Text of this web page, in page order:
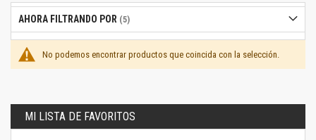
No podemos encontrar productos que coincida con la selección.
AHORA FILTRANDO POR
MI LISTA DE FAVORITOS